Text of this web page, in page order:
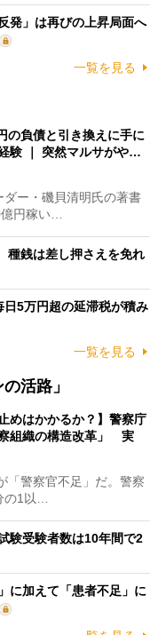
発」は再びの上昇局面へ
一覧を見る
の負債と引き換えに手に
験 ｜ 突然マルサがや…
ー・磯貝清明氏の著書
円稼い…
種銭は差し押さえを免れ
5万円超の延滞税が積み
一覧を見る
活路」
めはかかるか？】警察庁
組織の構造改革」 実
警察官不足」だ。警察
の1以…
験受験者数は10年間で2
に加えて「患者不足」に